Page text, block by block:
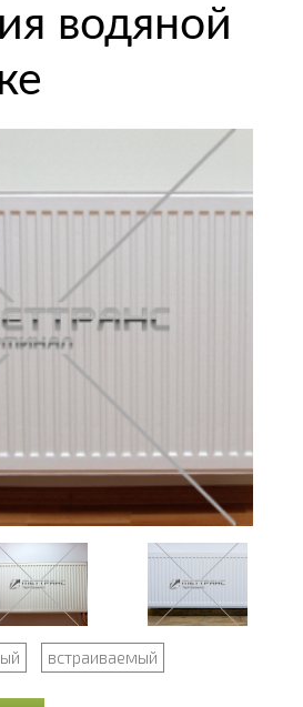
водяной
встраиваемый